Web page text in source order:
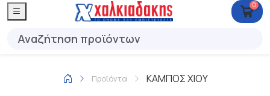
0
Προϊόντα ΚΑΜΠΟΣ ΧΙΟΥ